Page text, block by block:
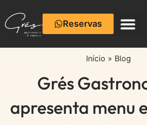
Reservas
Início » Blog
Grés
apresenta menu